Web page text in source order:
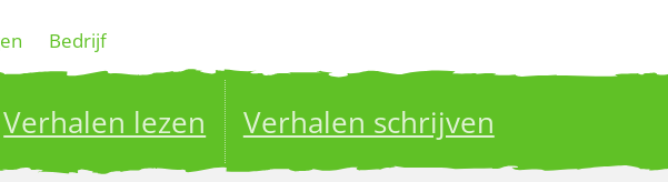
Bedrijf
Verhalen lezen Verhalen schrijven